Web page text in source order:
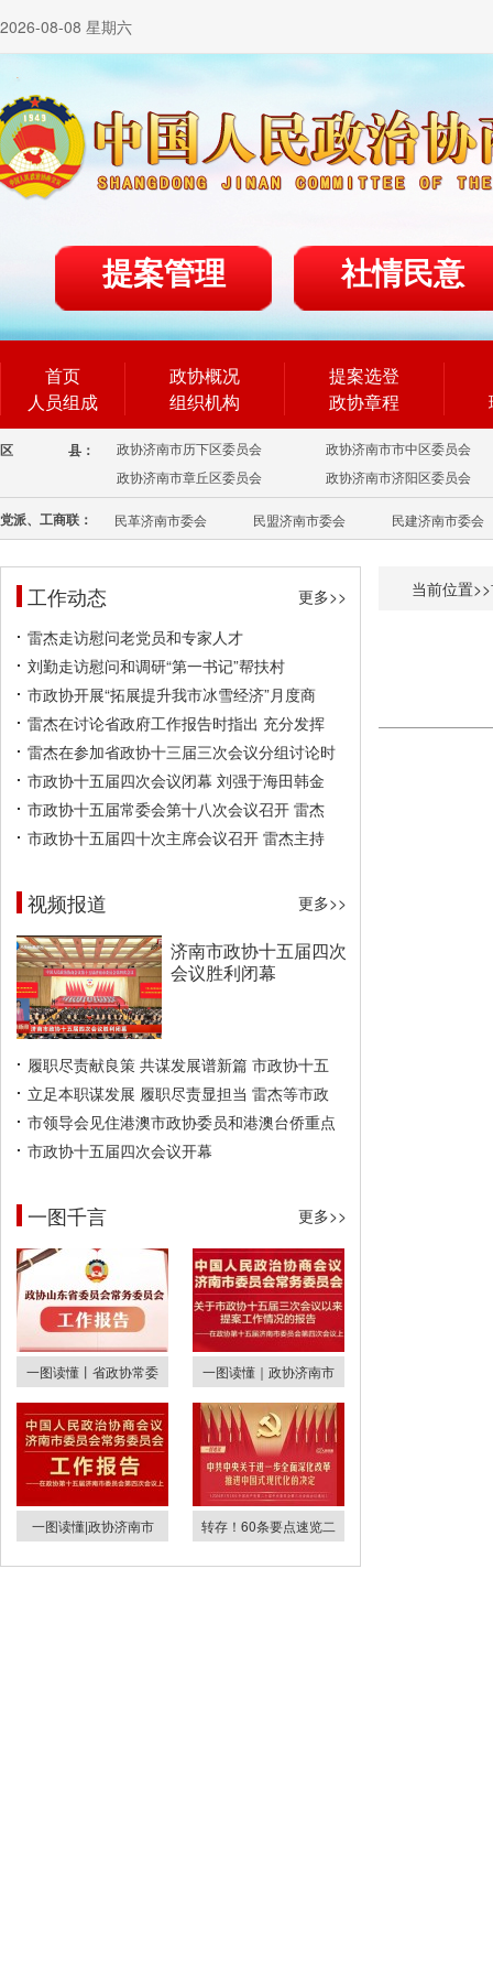
2026-08-08 星期六
提案管理 社情民意
首页
人员组成
政协概况
组织机构
提案选登
政协章程
区 县： 政协济南市历下区委员会
政协济南市市中区委员会
政协济南市章丘区委员会
政协济南市济阳区委员会
党派、工商联： 民革济南市委会 民盟济南市委会 民建济南市委会
工作动态
更多>>
雷杰走访慰问老党员和专家人才
刘勤走访慰问和调研“第一书记”帮扶村
市政协开展“拓展提升我市冰雪经济”月度商
雷杰在讨论省政府工作报告时指出 充分发挥
雷杰在参加省政协十三届三次会议分组讨论时
市政协十五届四次会议闭幕 刘强于海田韩金
市政协十五届常委会第十八次会议召开 雷杰
市政协十五届四十次主席会议召开 雷杰主持
视频报道 更多>>
济南市政协十五届四次
会议胜利闭幕
履职尽责献良策 共谋发展谱新篇 市政协十五
立足本职谋发展 履职尽责显担当 雷杰等市政
市领导会见住港澳市政协委员和港澳台侨重点
市政协十五届四次会议开幕
一图千言 更多>>
一图读懂丨省政协常委 一图读懂｜政协济南市
一图读懂|政协济南市 转存！60条要点速览二
当前位置>>